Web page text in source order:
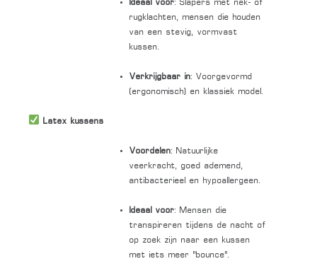
Ideaal voor: Slapers met nek- of
rugklachten, mensen die houden
van een stevig, vormvast
kussen.
Verkrijgbaar in: Voorgevormd
(ergonomisch) en klassiek model.
Latex kussens
Voordelen: Natuurlijke
veerkracht, goed ademend,
antibacterieel en hypoallergeen.
Ideaal voor: Mensen die
transpireren tijdens de nacht of
op zoek zijn naar een kussen
met iets meer “bounce”.